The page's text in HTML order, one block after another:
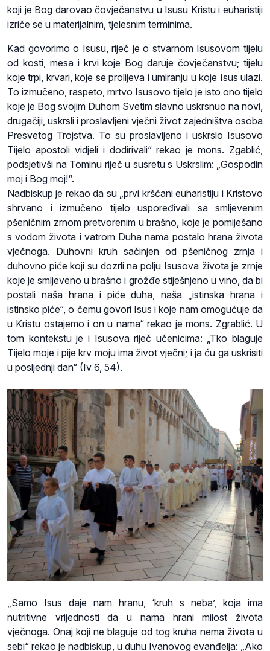
koji je Bog darovao čovječanstvu u Isusu Kristu i euharistiji
izriče se u materijalnim, tjelesnim terminima.
Kad govorimo o Isusu, riječ je o stvarnom Isusovom tijelu
od kosti, mesa i krvi koje Bog daruje čovječanstvu; tijelu
koje trpi, krvari, koje se prolijeva i umiranju u koje Isus ulazi.
To izmučeno, raspeto, mrtvo Isusovo tijelo je isto ono tijelo
koje je Bog svojim Duhom Svetim slavno uskrsnuo na novi,
drugačiji, uskrsli i proslavljeni vječni život zajedništva osoba
Presvetog Trojstva. To su proslavljeno i uskrslo Isusovo
Tijelo apostoli vidjeli i dodirivali“ rekao je mons. Zgablić,
podsjetivši na Tominu riječ u susretu s Uskrslim: „Gospodin
moj i Bog moj!“.
Nadbiskup je rekao da su „prvi kršćani euharistiju i Kristovo
shrvano i izmučeno tijelo uspoređivali sa smljevenim
pšeničnim zrnom pretvorenim u brašno, koje je pomiješano
s vodom života i vatrom Duha nama postalo hrana života
vječnoga. Duhovni kruh sačinjen od pšeničnog zrnja i
duhovno piće koji su dozrli na polju Isusova života je zrnje
koje je smljeveno u brašno i grožđe stiješnjeno u vino, da bi
postali naša hrana i piće duha, naša „istinska hrana i
istinsko piće“, o čemu govori Isus i koje nam omogućuje da
u Kristu ostajemo i on u nama“ rekao je mons. Zgrablić. U
tom kontekstu je i Isusova riječ učenicima: „Tko blaguje
Tijelo moje i pije krv moju ima život vječni; i ja ću ga uskrisiti
u posljednji dan“ (Iv 6, 54).
„Samo Isus daje nam hranu, ‘kruh s neba’, koja ima
nutritivne vrijednosti da u nama hrani milost života
vječnoga. Onaj koji ne blaguje od tog kruha nema života u
sebi“ rekao je nadbiskup, u duhu Ivanovog evanđelja: „Ako